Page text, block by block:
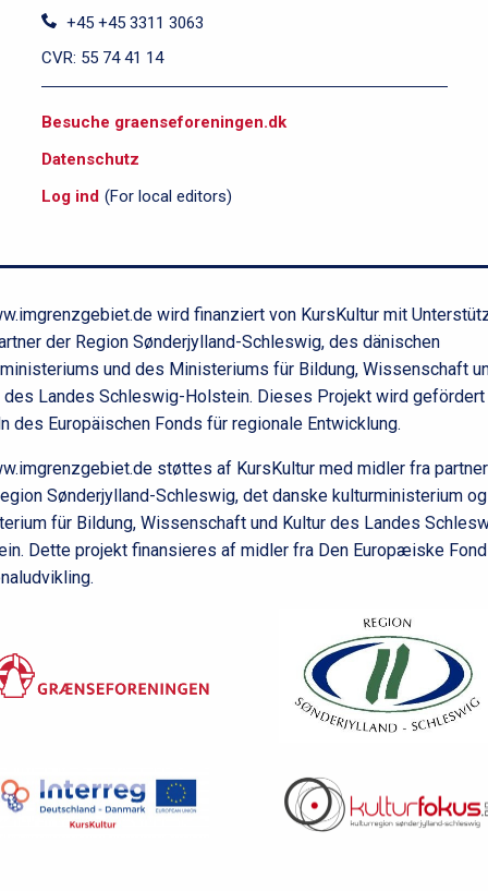
+45 +45 3311 3063
CVR: 55 74 41 14
i
d
e
o
Besuche graenseforeningen.dk
Datenschutz
Log ind (For local editors)
wird finanziert von KursKultur mit
der Region Sønderjylland-Schleswig, des dänischen
und des Ministeriums für Bildung, Wissenschaft
des Landes Schleswig-Holstein. Dieses Projekt wird
des Europäischen Fonds für regionale Entwicklung.
støttes af KursKultur med midler fra
Sønderjylland-Schleswig, det danske kulturministerium og
für Bildung, Wissenschaft und Kultur des Landes
Dette projekt finansieres af midler fra Den Europæiske